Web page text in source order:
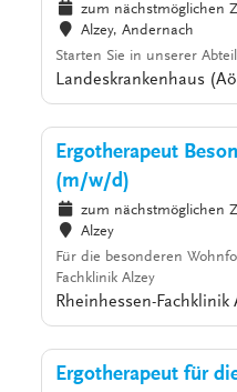
zum nächstmöglichen
Alzey, Andernach
Starten Sie in unserer
Landeskrankenhaus
Ergotherapeut
(m/w/d)
zum nächstmöglichen
Alzey
Für die besonderen
Fachklinik Alzey
Rheinhessen-Fachklinik
Ergotherapeut für